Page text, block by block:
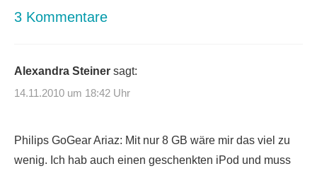
3 Kommentare
Alexandra Steiner sagt:
14.11.2010 um 18:42 Uhr
Philips GoGear Ariaz: Mit nur 8 GB wäre mir das viel zu
wenig. Ich hab auch einen geschenkten iPod und muss